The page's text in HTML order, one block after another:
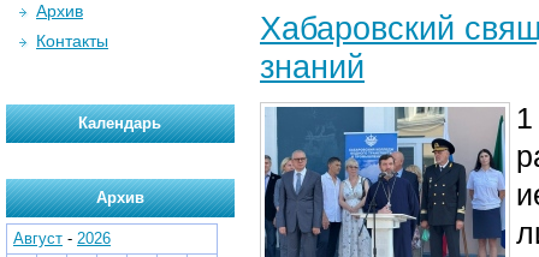
Хабаровский
знаний
Архив
Контакты
Календарь
Архив
Август - 2026